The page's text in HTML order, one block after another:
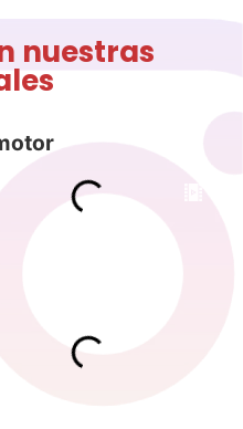
nuestras